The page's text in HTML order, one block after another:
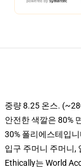
중량 8.25 온스.
안전한 색깔은 80%
30% 폴리에스테입
입구 주머니 주머니,
Ethically는 World